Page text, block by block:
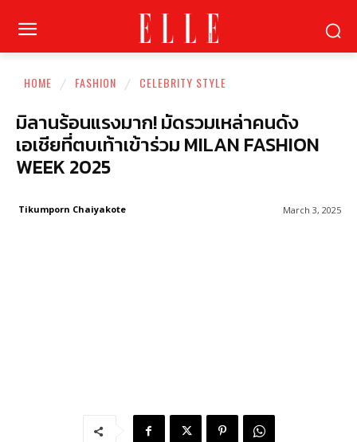
HOME FASHION CELEBRITY STYLE
มิลานร้อนแรงมาก! มัดรวมเหล่าคนดัง
เอเชียที่ตบเท้าเข้าร่วม MILAN FASHION
WEEK 2025
March 3, 2025
Tikumporn Chaiyakote